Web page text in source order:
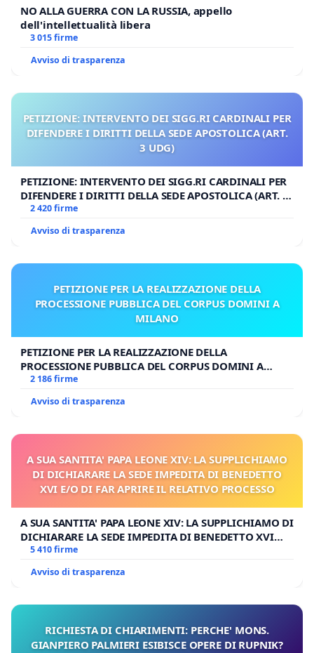
NO ALLA GUERRA CON LA RUSSIA, appello
dell'intellettualità libera
3 015 firme
Avviso di trasparenza
PETIZIONE: INTERVENTO DEI SIGG.RI CARDINALI PER
DIFENDERE I DIRITTI DELLA SEDE APOSTOLICA (ART.
3 UDG)
PETIZIONE: INTERVENTO DEI SIGG.RI CARDINALI PER
DIFENDERE I DIRITTI DELLA SEDE APOSTOLICA (ART. 3
UDG)
2 420 firme
Avviso di trasparenza
PETIZIONE PER LA REALIZZAZIONE DELLA
PROCESSIONE PUBBLICA DEL CORPUS DOMINI A
MILANO
PETIZIONE PER LA REALIZZAZIONE DELLA
PROCESSIONE PUBBLICA DEL CORPUS DOMINI A
MILANO
2 186 firme
Avviso di trasparenza
A SUA SANTITA' PAPA LEONE XIV: LA SUPPLICHIAMO
DI DICHIARARE LA SEDE IMPEDITA DI BENEDETTO
XVI E/O DI FAR APRIRE IL RELATIVO PROCESSO
A SUA SANTITA' PAPA LEONE XIV: LA SUPPLICHIAMO DI
DICHIARARE LA SEDE IMPEDITA DI BENEDETTO XVI
E/O DI FAR APRIRE IL RELATIVO PROCESSO
5 410 firme
Avviso di trasparenza
RICHIESTA DI CHIARIMENTI: PERCHE' MONS.
GIANPIERO PALMIERI ESIBISCE OPERE DI RUPNIK?